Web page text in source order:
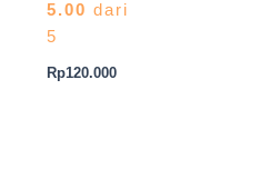
5.00 dari
5
Rp120.000